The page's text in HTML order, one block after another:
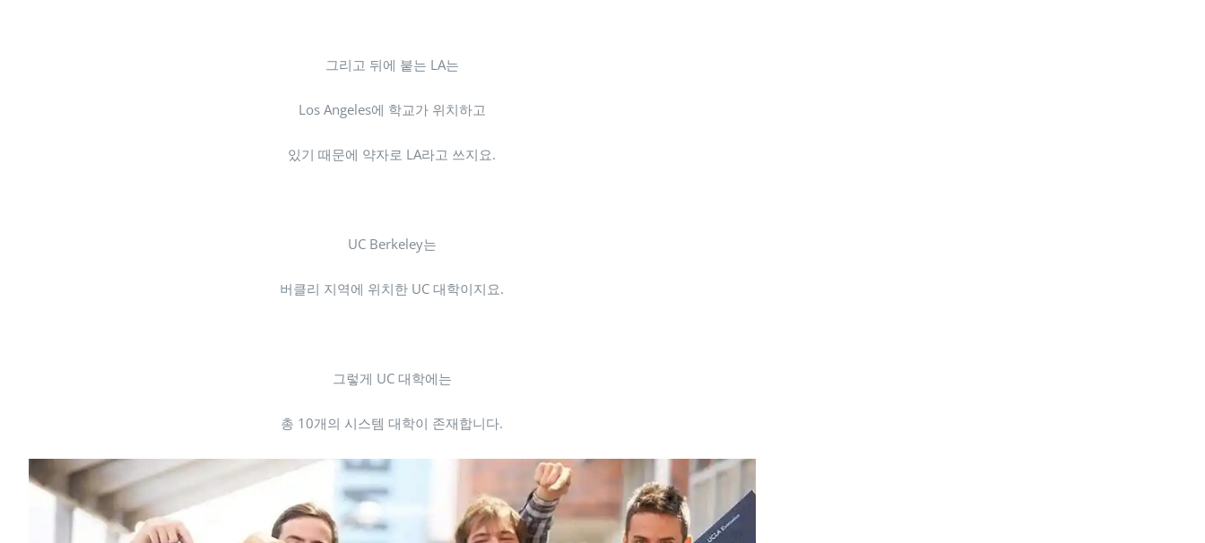
그리고 뒤에 붙는 LA는
Los Angeles에 학교가 위치하고
있기 때문에 약자로 LA라고 쓰지요.
UC Berkeley는
버클리 지역에 위치한 UC 대학이지요.
그렇게 UC 대학에는
총 10개의 시스템 대학이 존재합니다.